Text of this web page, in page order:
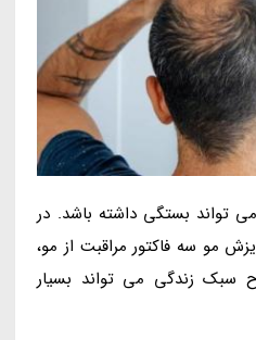
تواند بستگی داشته باشد. در
مو سه فاکتور مراقبت از مو،
سبک زندگی می تواند بسیار